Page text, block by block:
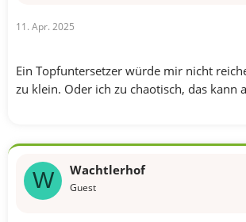
11. Apr. 2025
Ein Topfuntersetzer würde mir nicht
zu klein. Oder ich zu chaotisch, das kann
W Wachtlerhof
Guest